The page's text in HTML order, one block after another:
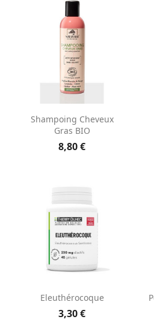
Shampoing Cheveux
Gras BIO
8,80 €
Eleuthérocoque
3,30 €